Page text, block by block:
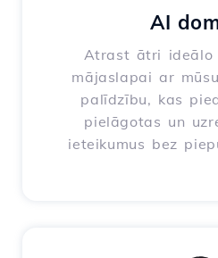
AI
Atrast ātri ideālo
mājaslapai ar
palīdzību, kas
pielāgotas un
ieteikumus bez